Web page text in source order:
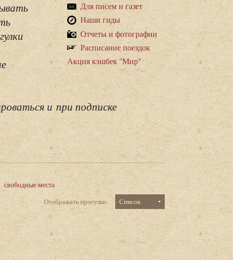
Для писем и газет
Наши гиды
Отчеты и фотографии
Расписание поездок
Акция кэшбек "Мир"
и при подписке
свободные места
Отображать прогулки:
Список